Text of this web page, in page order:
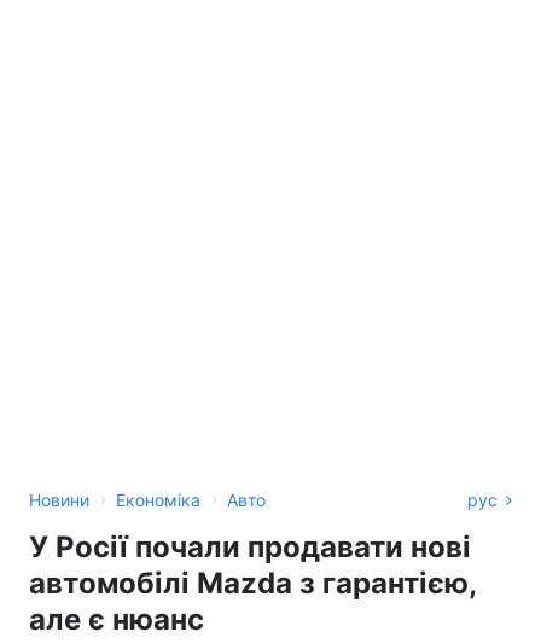
Новини › Економіка › Авто рус
У Росії почали продавати нові
автомобілі Mazda з гарантією,
але є нюанс